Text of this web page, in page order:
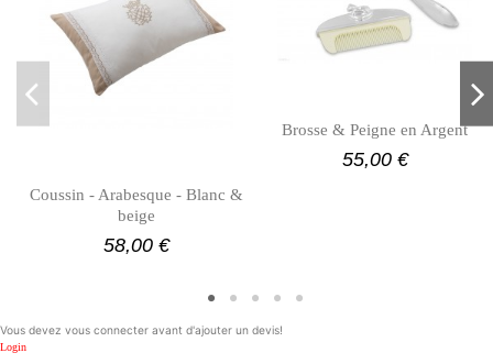
Coussin - Arabesque - Blanc &
beige
58,00 €
Brosse & Peigne en Argent
55,00 €
Vous devez vous connecter avant d'ajouter un devis!
Login